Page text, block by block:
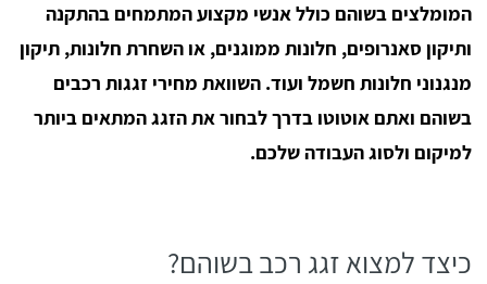
המומלצים בשוהם כולל אנשי מקצוע המתמחים בהתקנה
ותיקון סאנרופים, חלונות ממוגנים, או השחרת חלונות, תיקון
מנגנוני חלונות חשמל ועוד. השוואת מחירי זגגות רכבים
בשוהם ואתם אוטוטו בדרך לבחור את הזגג המתאים ביותר
למיקום ולסוג העבודה שלכם.
כיצד למצוא זגג רכב בשוהם?